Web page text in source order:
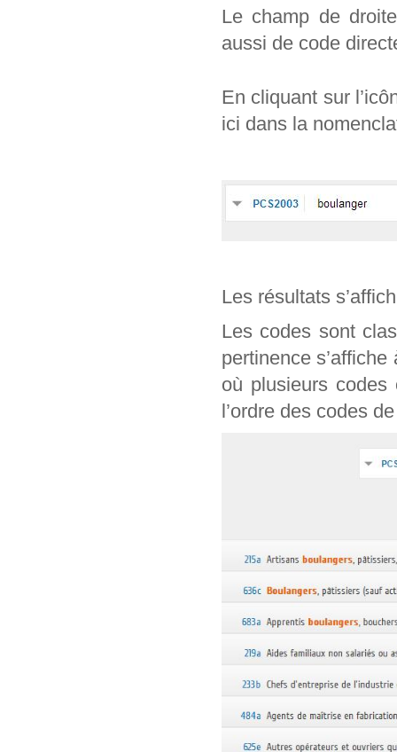
Le champ de
aussi de code
En cliquant sur
ici dans la
Les résultats
Les codes sont
pertinence
où plusieurs
l’ordre des codes